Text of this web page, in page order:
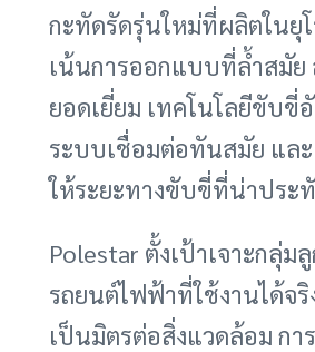
กะทัดรัดรุ่นใหม่ที่ผลิตในยุ
เน้นการออกแบบที่ล้ำสมัย
ยอดเยี่ยม เทคโนโลยีขับขี่
ระบบเชื่อมต่อทันสมัย แล
ให้ระยะทางขับขี่ที่น่าประ
Polestar ตั้งเป้าเจาะกลุ่ม
รถยนต์ไฟฟ้าที่ใช้งานได้จริ
เป็นมิตรต่อสิ่งแวดล้อม กา